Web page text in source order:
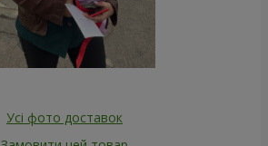
Усі фото доставок